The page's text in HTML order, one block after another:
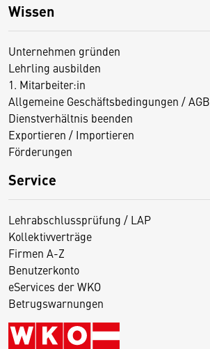
Wissen
Unternehmen gründen
Lehrling ausbilden
1. Mitarbeiter:in
Allgemeine Geschäftsbedingungen / AGB
Dienstverhältnis beenden
Exportieren / Importieren
Förderungen
Service
Lehrabschlussprüfung / LAP
Kollektivverträge
Firmen A-Z
Benutzerkonto
eServices der WKO
Betrugswarnungen